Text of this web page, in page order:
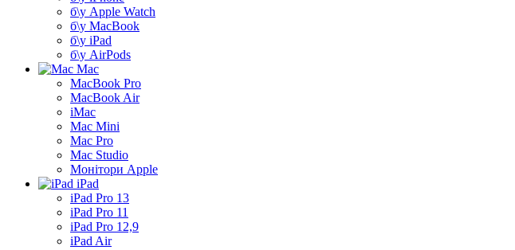
б\у Apple Watch
б\у MacBook
б\у iPad
б\у AirPods
Mac
MacBook Pro
MacBook Air
iMac
Mac Mini
Mac Pro
Mac Studio
Монітори Apple
iPad
iPad Pro 13
iPad Pro 11
iPad Pro 12,9
iPad Air